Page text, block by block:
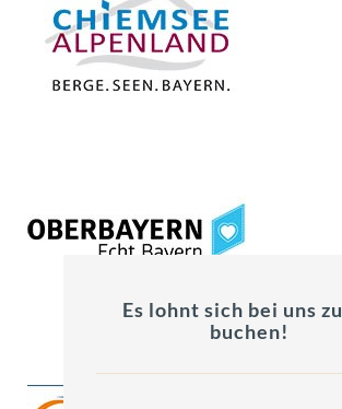
Es lohnt sich bei uns zu
buchen!